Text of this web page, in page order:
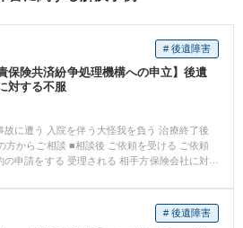
# 後遺障害
保険共済紛争処理機構への申立】後遺
対する不服
故に遭う 入院を伴う大怪我を負う 治療終了後
方からご相談 ■相談後 ご依頼を受ける ご依頼
申請をする 受理される 相手方保険会社に対
を病院から取付ける 資料等や事故状況を踏ま
申請を行う 後遺障害の等級認定がされる ご依
であったため,各種準備のうえ異議申立を行う
# 後遺障害